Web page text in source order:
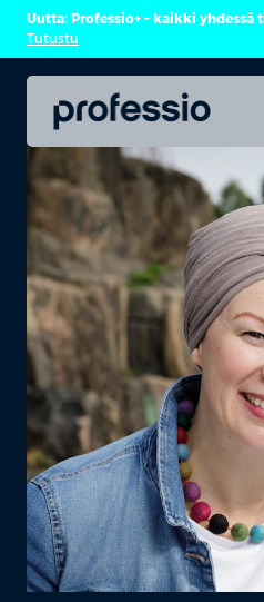
Uutta: Professio+ – kaikki yhdessä
Tutustu